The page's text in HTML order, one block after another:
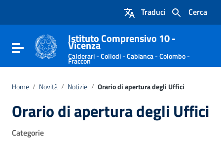
Vai al footer
Cerca
Traduci
Attiva / disattiva la navigazione
Istituto Comprensivo 10 -
Vicenza
Calderari - Collodi - Cabianca - Colombo -
Fraccon
Home / Novità / Notizie / Orario di apertura degli Uffici
Orario di apertura degli Uffici
Categorie